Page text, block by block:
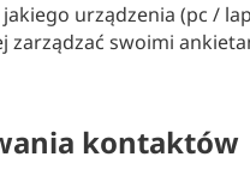
urządzenia (pc /
zarządzać swoimi
kontaktów